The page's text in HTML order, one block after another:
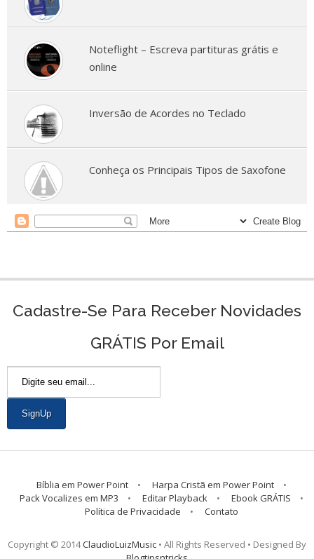
Noteflight – Escreva partituras grátis e
online
Inversão de Acordes no Teclado
Conheça os Principais Tipos de Saxofone
Cadastre-Se Para Receber Novidades
GRÁTIS Por Email
Bíblia em Power Point
Harpa Cristã em Power Point
Pack Vocalizes em MP3
Editar Playback
Ebook GRÁTIS
Política de Privacidade
Contato
Copyright © 2014ClaudioLuizMusic • All Rights Reserved • Designed By